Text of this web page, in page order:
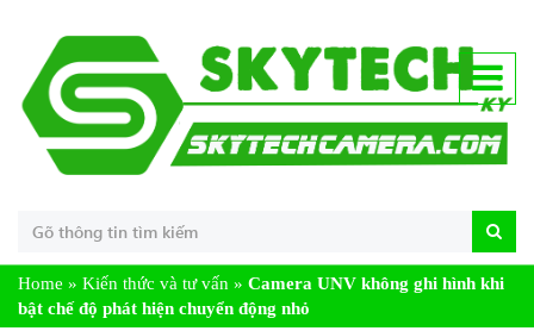
Home » Kiến thức và tư vấn » Camera UNV không ghi hình khi
bật chế độ phát hiện chuyển động nhỏ